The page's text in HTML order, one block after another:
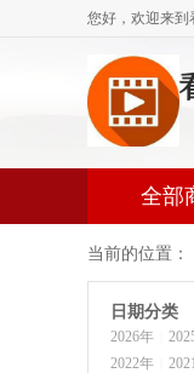
您好，欢迎来到
全部
当前的位置：
日期分类
2026年
2022年